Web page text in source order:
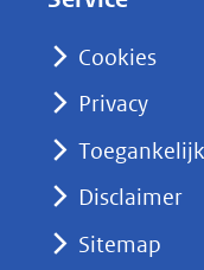
naar
Cookies
Privacy
Disclaimer
Sitemap